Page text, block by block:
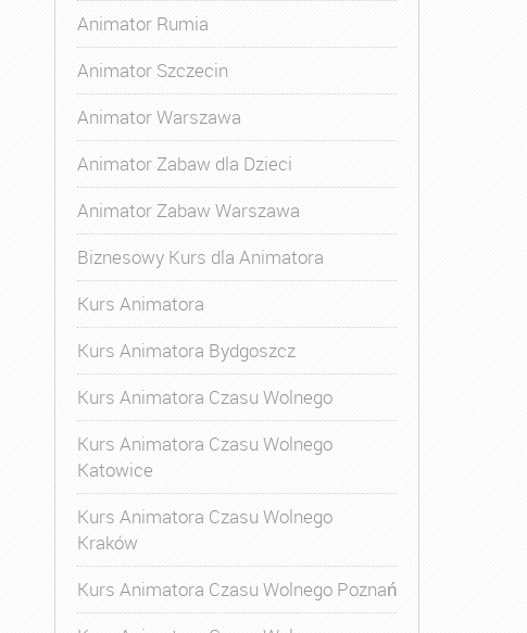
Kurs Animatora Czasu Wolnego,Kurs Animatora Czasu
Animator Rumia
Animator Szczecin
Animator Warszawa
Animator Zabaw dla Dzieci
Animator Zabaw Warszawa
Biznesowy Kurs dla Animatora
Kurs Animatora
Kurs Animatora Bydgoszcz
Kurs Animatora Czasu Wolnego
Kurs Animatora Czasu Wolnego
Katowice
Kurs Animatora Czasu Wolnego
Kraków
Kurs Animatora Czasu Wolnego Poznań